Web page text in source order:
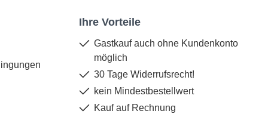
Ihre Vorteile
Gastkauf auch ohne Kundenkonto
möglich
30 Tage Widerrufsrecht!
kein Mindestbestellwert
Kauf auf Rechnung